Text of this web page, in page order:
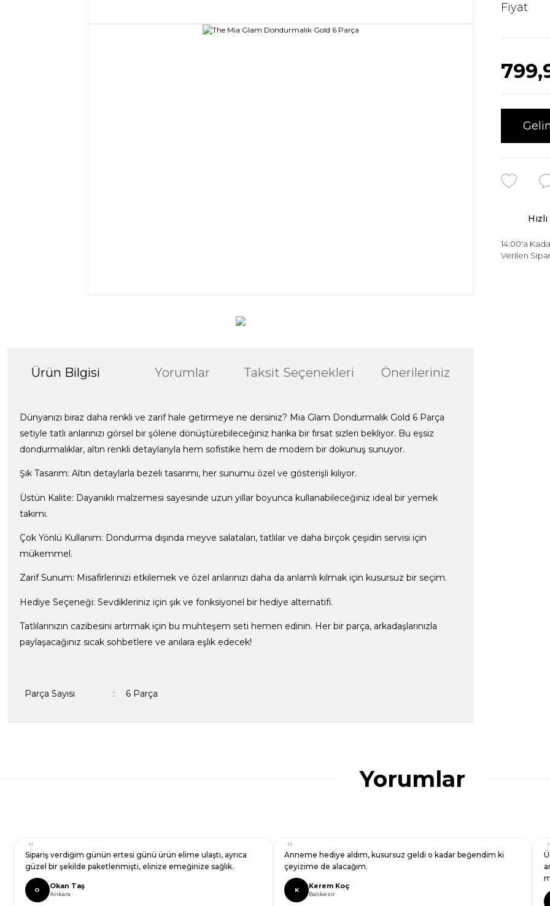
Ürün Bilgisi Yorumlar Taksit Seçenekleri Önerileriniz
Dünyanızı biraz daha renkli ve zarif hale getirmeye ne dersiniz? Mia Glam Dondurmalık Gold 6 Parça
setiyle tatlı anlarınızı görsel bir şölene dönüştürebileceğiniz harika bir fırsat sizleri bekliyor. Bu eşsiz
dondurmalıklar, altın renkli detaylarıyla hem sofistike hem de modern bir dokunuş sunuyor.
Şık Tasarım: Altın detaylarla bezeli tasarımı, her sunumu özel ve gösterişli kılıyor.
Üstün Kalite: Dayanıklı malzemesi sayesinde uzun yıllar boyunca kullanabileceğiniz ideal bir yemek
takımı.
Çok Yönlü Kullanım: Dondurma dışında meyve salataları, tatlılar ve daha birçok çeşidin servisi için
mükemmel.
Zarif Sunum: Misafirlerinizi etkilemek ve özel anlarınızı daha da anlamlı kılmak için kusursuz bir seçim.
Hediye Seçeneği: Sevdikleriniz için şık ve fonksiyonel bir hediye alternatifi.
Tatlılarınızın cazibesini artırmak için bu muhteşem seti hemen edinin. Her bir parça, arkadaşlarınızla
paylaşacağınız sıcak sohbetlere ve anılara eşlik edecek!
Parça Sayısı : 6 Parça
Bu ürüne benzer farklı alternatifler olmalı.
Fiyat
14:00'a
Verilen
Yorumlar
Sipariş verdiğim günün ertesi günü ürün elime ulaştı, ayrıca
güzel bir şekilde paketlenmişti, elinize emeğinize sağlık.
O Okan Taş
Ankara
Anneme hediye aldım, kusursuz geldi o kadar beğendim ki
çeyizime de alacağım.
K Kerem Koç
Balıkesir